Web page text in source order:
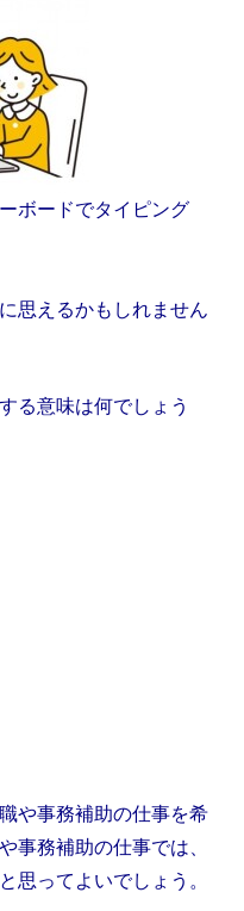
ボードでタイピング
思えるかもしれません
る意味は何でしょう
や事務補助の仕事を希
事務補助の仕事では、
思ってよいでしょう。